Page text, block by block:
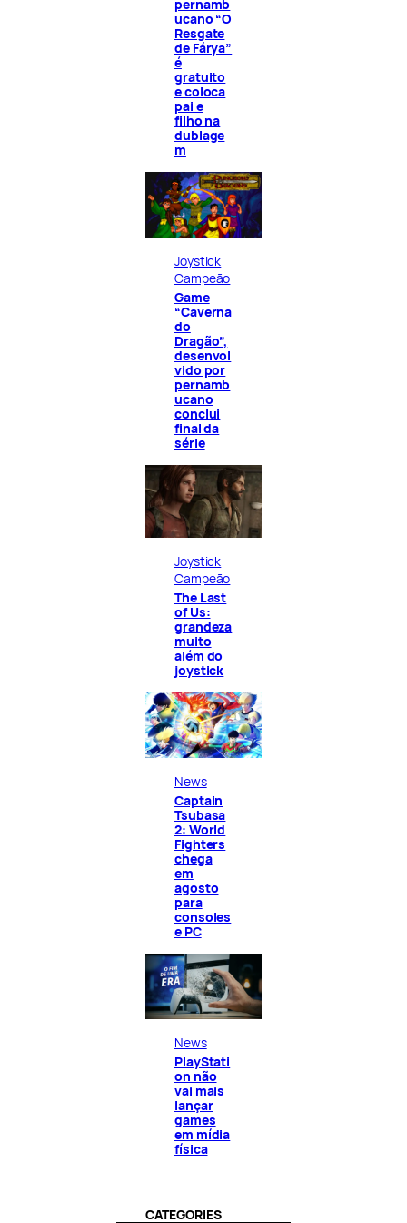
pernamb
ucano “O
Resgate
de Fárya”
é
gratuito
e coloca
pai e
filho na
dublage
m
Joystick
Campeão
Game
“Caverna
do
Dragão”,
desenvol
vido por
pernamb
ucano
conclui
final da
série
Joystick
Campeão
The Last
of Us:
grandeza
muito
além do
joystick
News
Captain
Tsubasa
2: World
Fighters
chega
em
agosto
para
consoles
e PC
News
PlayStati
on não
vai mais
lançar
games
em mídia
física
CATEGORIES